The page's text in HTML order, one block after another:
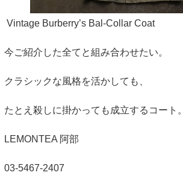
Vintage Burberry’s Bal-Collar Coat
今ご紹介した全てと組み合わせたい。
クラシックな風格を活かしても、
たとえ殺しに掛かっても成立するコート。
LEMONTEA 阿部
03-5467-2407